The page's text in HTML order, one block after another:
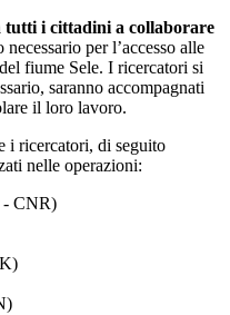
tutti i cittadini a collaborare
per l’accesso alle
fiume Sele. I ricercatori si
saranno accompagnati
il loro lavoro.
i ricercatori, di seguito
nelle operazioni:
- CNR)